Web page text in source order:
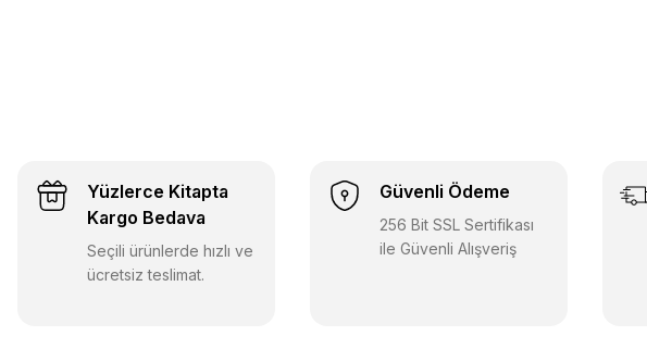
Yüzlerce Kitapta
Kargo Bedava
Seçili ürünlerde hızlı ve
ücretsiz teslimat.
Güvenli Ödeme
256 Bit SSL Sertifikası
ile Güvenli Alışveriş